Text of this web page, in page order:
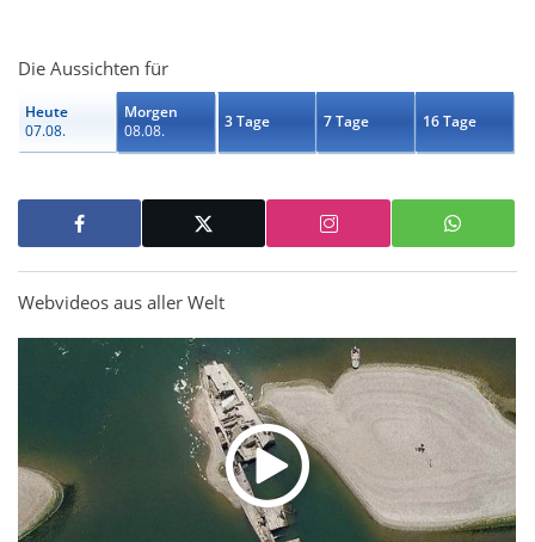
Die Aussichten für
Heute
07.08.
Morgen
08.08.
3 Tage 7 Tage 16 Tage
Webvideos aus aller Welt